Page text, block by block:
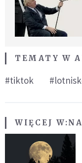
TEMATY W
#tiktok
WIĘCEJ W: